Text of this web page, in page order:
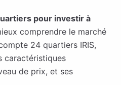
pour investir à
comprendre le marché
24 quartiers IRIS,
caractéristiques
de prix, et ses